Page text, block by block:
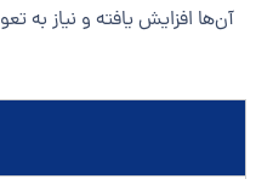
آن‌ها افزایش یافته و نیاز به